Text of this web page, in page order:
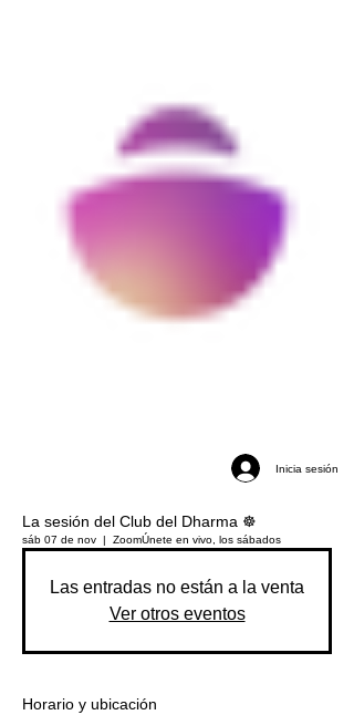
Inicia sesión
La sesión del Club del Dharma ☸️
sáb 07 de nov
  |
ZoomÚnete en vivo, los sábados
Las entradas no están a la venta
Ver otros eventos
Horario y ubicación